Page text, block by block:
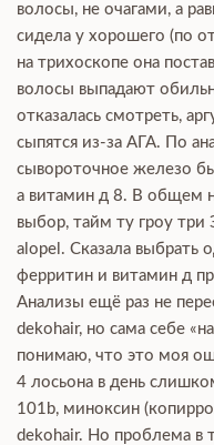
волосы, не очагами, а
сидела у хорошего (по
на трихоскопе она
волосы выпадают
отказалась смотреть,
сыпятся из-за АГА. По
сывороточное железо
а витамин д 8. В общем
выбор, тайм ту гроу три
alopel. Сказала выбрать
ферритин и витамин д
Анализы ещё раз не
dekohair, но сама себе
понимаю, что это моя
4 лосьона в день
101b, миноксин
dekohair. Но проблема в